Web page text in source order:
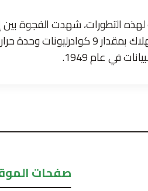
لهذه التطورات، شهدت الفجوة بين
في عام 1949.
صفحات